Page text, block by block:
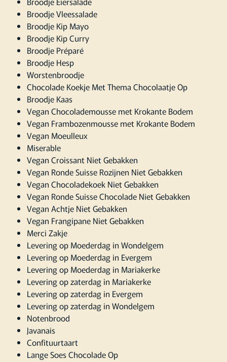
Broodje Vleessalade
Broodje Kip Mayo
Broodje Kip Curry
Broodje Préparé
Broodje Hesp
Worstenbroodje
Chocolade Koekje Met Thema Chocolaatje Op
Broodje Kaas
Vegan Chocolademousse met Krokante Bodem
Vegan Frambozenmousse met Krokante Bodem
Vegan Moeulleux
Miserable
Vegan Croissant Niet Gebakken
Vegan Ronde Suisse Rozijnen Niet Gebakken
Vegan Chocoladekoek Niet Gebakken
Vegan Ronde Suisse Chocolade Niet Gebakken
Vegan Achtje Niet Gebakken
Vegan Frangipane Niet Gebakken
Merci Zakje
Levering op Moederdag in Wondelgem
Levering op Moederdag in Evergem
Levering op Moederdag in Mariakerke
Levering op zaterdag in Mariakerke
Levering op zaterdag in Evergem
Levering op zaterdag in Wondelgem
Notenbrood
Javanais
Confituurtaart
Lange Soes Chocolade Op